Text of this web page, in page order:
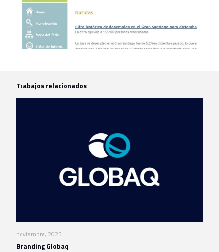
Trabajos relacionados
noviembre, 2025
Branding Globaq